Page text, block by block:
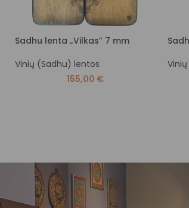
Sadhu lenta „Vilkas” 7 mm
Vinių (Sadhu) lentos
155,00 €